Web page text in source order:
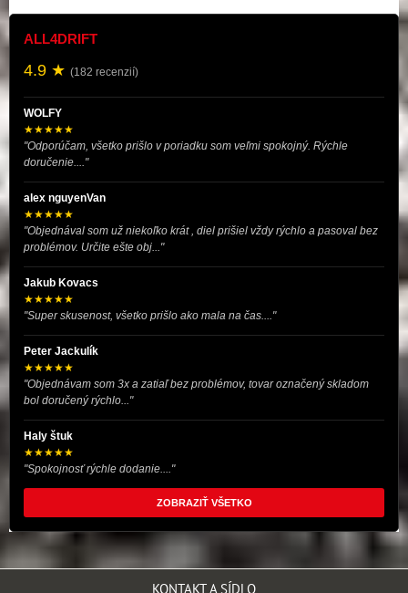
ALL4DRIFT
4.9 ★ (182 recenzií)
WOLFY
★★★★★
"Odporúčam, všetko prišlo v poriadku som veľmi spokojný. Rýchle
doručenie...."
alex nguyenVan
★★★★★
"Objednával som už niekoľko krát , diel prišiel vždy rýchlo a pasoval bez
problémov. Určite ešte obj..."
Jakub Kovacs
★★★★★
"Super skusenost, všetko prišlo ako mala na čas...."
Peter Jackulík
★★★★★
"Objednávam som 3x a zatiaľ bez problémov, tovar označený skladom
bol doručený rýchlo..."
Haly štuk
★★★★★
"Spokojnosť rýchle dodanie...."
ZOBRAZIŤ VŠETKO
KONTAKT A SÍDLO